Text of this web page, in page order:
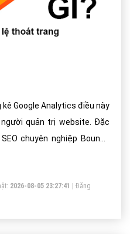
Google Analytics điều này
quản trị website. Đặc
nghiệp Bounce
như là một tỷ lệ phần trăm
thúc trên trang đầu tiên
nhìn thấy.
2026-08-05 23:27:41
Đăng